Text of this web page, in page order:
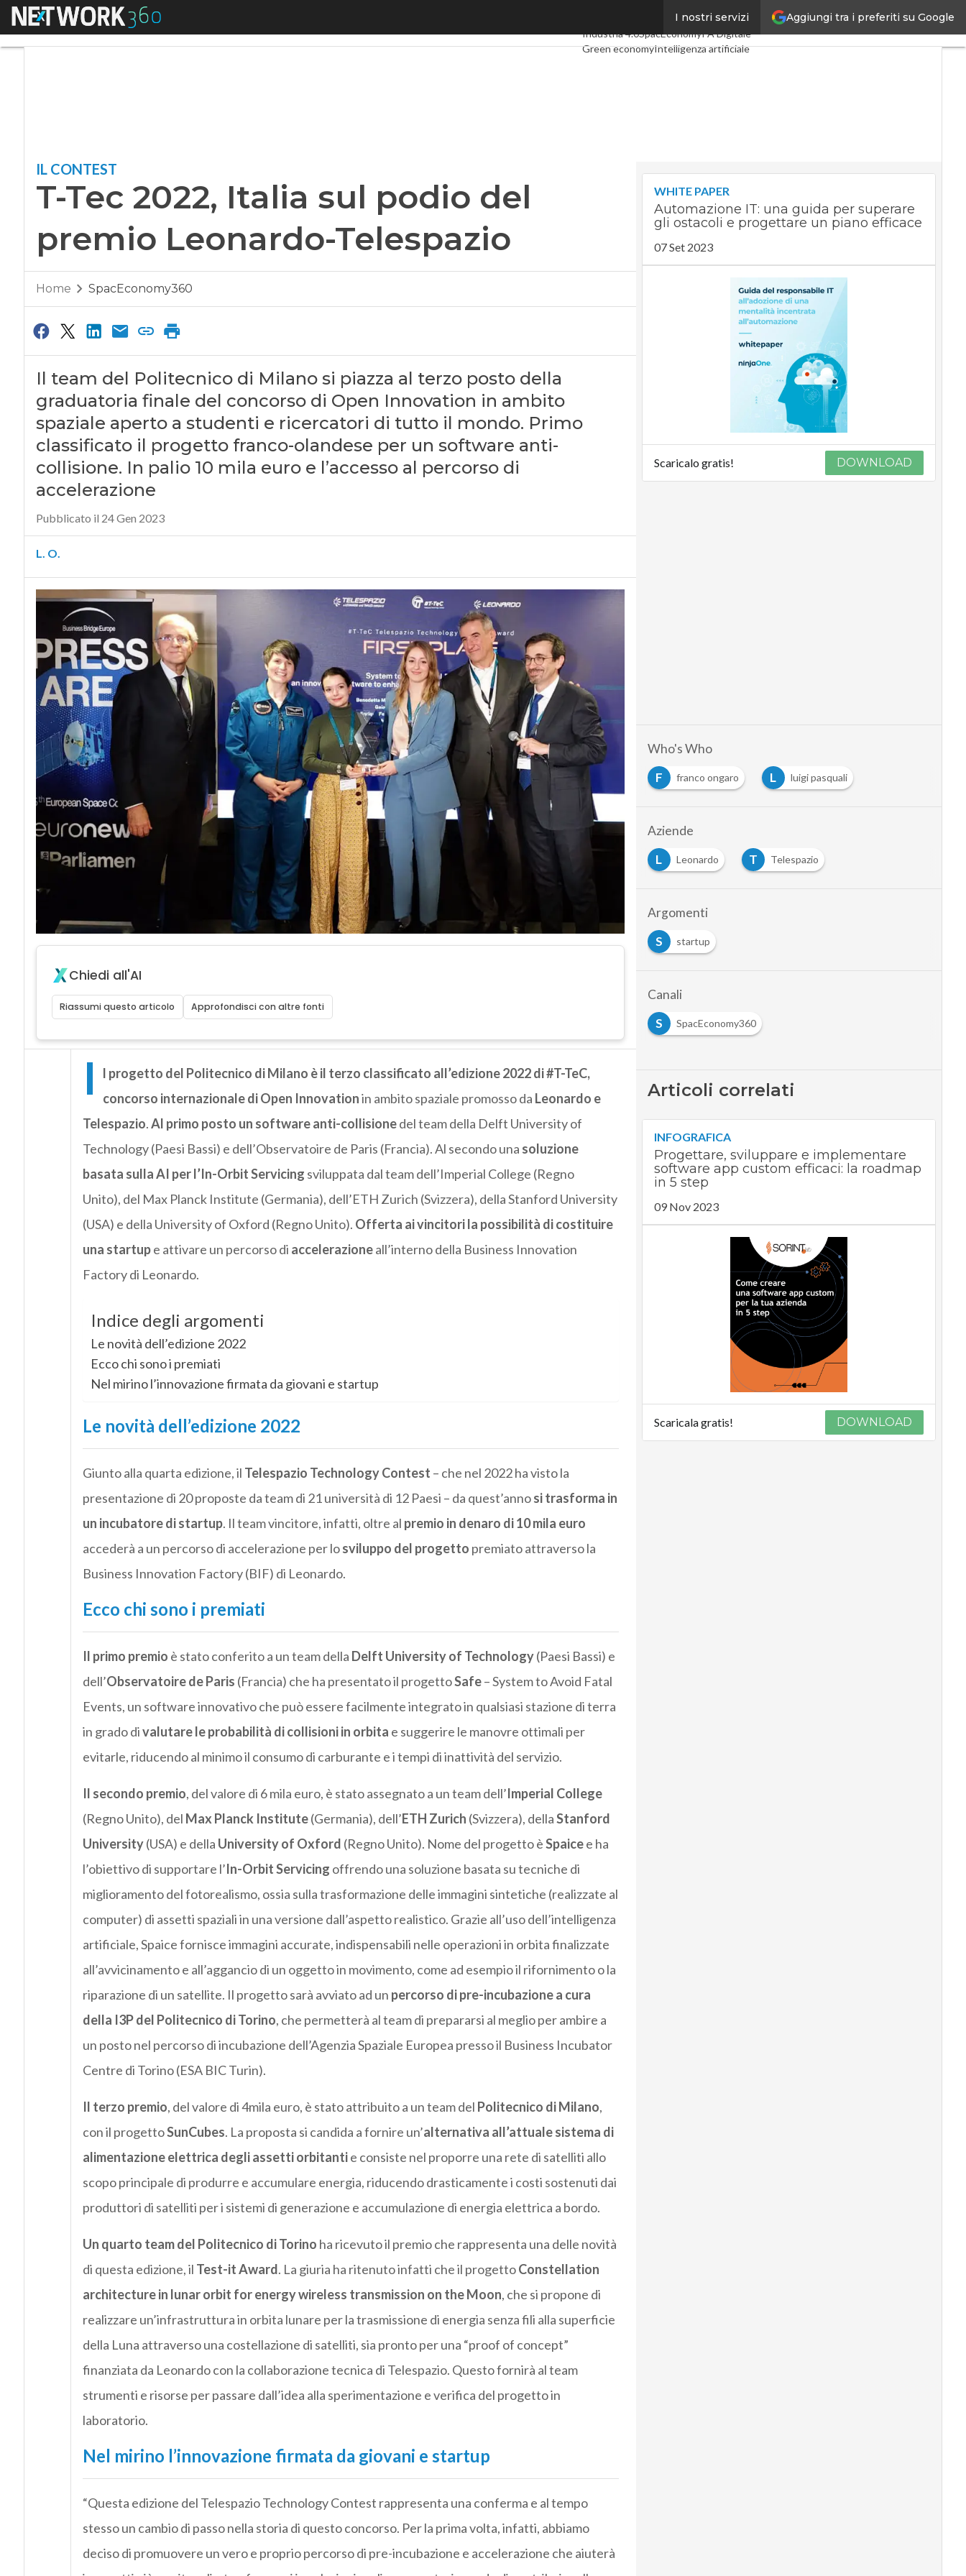
Aggiungi tra i preferiti su Google
I nostri servizi
Menu Digital Economy Telco
Industria 4.0SpacEconomyPA Digitale
Green economyIntelligenza artificiale
IL CONTEST
T-Tec 2022, Italia sul podio del
premio Leonardo-Telespazio
Home SpacEconomy360
Il team del Politecnico di Milano si piazza al terzo posto della
graduatoria finale del concorso di Open Innovation in ambito
spaziale aperto a studenti e ricercatori di tutto il mondo. Primo
classificato il progetto franco-olandese per un software anti-
collisione. In palio 10 mila euro e l’accesso al percorso di
accelerazione
Pubblicato il 24 Gen 2023
L. O.
Chiedi all'AI
Riassumi questo articolo Approfondisci con altre fonti
I
l progetto del Politecnico di Milano è il terzo classificato all’edizione 2022 di #T-TeC,
concorso internazionale di Open Innovationin ambito spaziale promosso da Leonardo e
Telespazio.Al primo posto un software anti-collisionedel team della Delft University of
Technology (Paesi Bassi) e dell’Observatoire de Paris (Francia). Al secondo una soluzione
basata sulla AI per l’In-Orbit Servicing sviluppata dal team dell’Imperial College (Regno
Unito), del Max Planck Institute (Germania), dell’ETH Zurich (Svizzera), della Stanford University
(USA) e della University of Oxford (Regno Unito). Offerta ai vincitori la possibilità di costituire
una startupe attivare un percorso di accelerazioneall’interno della Business Innovation
Factory di Leonardo.
Indice degli argomenti
Le novità dell’edizione 2022
Ecco chi sono i premiati
Nel mirino l’innovazione firmata da giovani e startup
Le novità dell’edizione 2022
Giunto alla quarta edizione, il Telespazio Technology Contest – che nel 2022 ha visto la
presentazione di 20 proposte da team di 21 università di 12 Paesi – da quest’annosi trasforma in
un incubatore di startup. Il team vincitore, infatti, oltre al premio in denaro di 10 mila euro
accederà a un percorso di accelerazione per losviluppo del progetto premiato attraverso la
Business Innovation Factory (BIF) di Leonardo.
Ecco chi sono i premiati
Il primo premio è stato conferito a un team della Delft University of Technology(Paesi Bassi) e
dell’Observatoire de Paris (Francia) che ha presentato il progettoSafe– System to Avoid Fatal
Events, un software innovativo che può essere facilmente integrato in qualsiasi stazione di terra
in grado divalutare le probabilità di collisioni in orbita e suggerire le manovre ottimali per
evitarle, riducendo al minimo il consumo di carburante e i tempi di inattività del servizio.
Il secondo premio, del valore di 6 mila euro, è stato assegnato a un team dell’Imperial College
(Regno Unito), del Max Planck Institute(Germania), dell’ETH Zurich (Svizzera), dellaStanford
University(USA) e della University of Oxford (Regno Unito). Nome del progetto èSpaicee ha
l’obiettivo di supportare l’In-Orbit Servicing offrendo una soluzione basata su tecniche di
miglioramento del fotorealismo, ossia sulla trasformazione delle immagini sintetiche (realizzate al
computer) di assetti spaziali in una versione dall’aspetto realistico. Grazie all’uso dell’intelligenza
artificiale, Spaice fornisce immagini accurate, indispensabili nelle operazioni in orbita finalizzate
all’avvicinamento e all’aggancio di un oggetto in movimento, come ad esempio il rifornimento o la
riparazione di un satellite. Il progetto sarà avviato ad un percorso di pre-incubazione a cura
della I3P del Politecnico di Torino, che permetterà al team di prepararsi al meglio per ambire a
un posto nel percorso di incubazione dell’Agenzia Spaziale Europea presso il Business Incubator
Centre di Torino (ESA BIC Turin).
Il terzo premio, del valore di 4mila euro, è stato attribuito a un team del Politecnico di Milano,
con il progettoSunCubes. La proposta si candida a fornire un’alternativa all’attuale sistema di
alimentazione elettrica degli assetti orbitantie consiste nel proporre una rete di satelliti allo
scopo principale di produrre e accumulare energia, riducendo drasticamente i costi sostenuti dai
produttori di satelliti per i sistemi di generazione e accumulazione di energia elettrica a bordo.
Un quarto team del Politecnico di Torino ha ricevuto il premio che rappresenta una delle novità
di questa edizione, il Test-it Award. La giuria ha ritenuto infatti che il progettoConstellation
architecture in lunar orbit for energy wireless transmission on the Moon, che si propone di
realizzare un’infrastruttura in orbita lunare per la trasmissione di energia senza fili alla superficie
della Luna attraverso una costellazione di satelliti, sia pronto per una “proof of concept”
finanziata da Leonardo con la collaborazione tecnica di Telespazio. Questo fornirà al team
strumenti e risorse per passare dall’idea alla sperimentazione e verifica del progetto in
laboratorio.
Nel mirino l’innovazione firmata da giovani e startup
“Questa edizione del Telespazio Technology Contest rappresenta una conferma e al tempo
stesso un cambio di passo nella storia di questo concorso. Per la prima volta, infatti, abbiamo
deciso di promuovere un vero e proprio percorso di pre-incubazione e accelerazione che aiuterà
WHITE PAPER
Automazione IT: una guida per superare
gli ostacoli e progettare un piano efficace
07 Set 2023
Scaricalo gratis! DOWNLOAD
Who's Who
F
franco ongaro L luigi pasquali
Aziende
L
Leonardo T Telespazio
Argomenti
S
startup
Canali
S
SpacEconomy360
Articoli correlati
INFOGRAFICA
Progettare, sviluppare e implementare
software app custom efficaci: la roadmap
in 5 step
09 Nov 2023
Scaricala gratis! DOWNLOAD